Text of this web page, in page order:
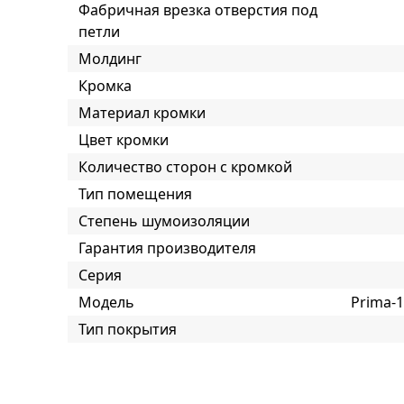
Фабричная врезка отверстия под
петли
Молдинг
Кромка
Материал кромки
Цвет кромки
Количество сторон с кромкой
Тип помещения
Степень шумоизоляции
Гарантия производителя
Серия
Модель
Prima-
Тип покрытия